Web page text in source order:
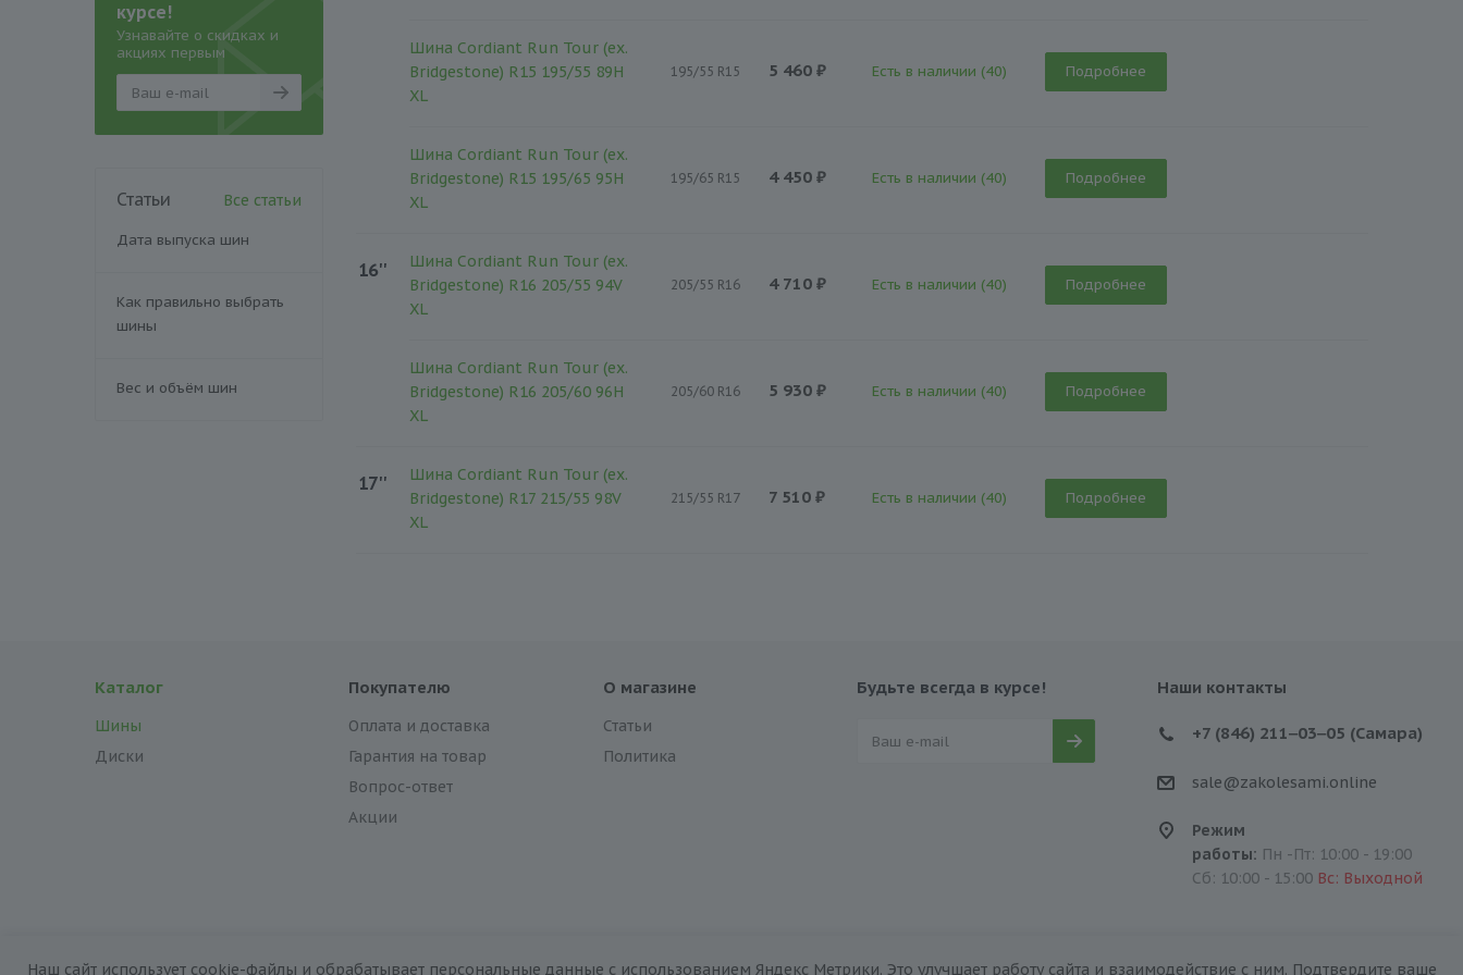
Шина Cordiant Run Tour (ex.
Bridgestone) R15 195/55 89H
XL
195/55 R15 5 460 ₽ Есть в наличии (40) Подробнее
Шина Cordiant Run Tour (ex.
Bridgestone) R15 195/65 95H
XL
195/65 R15 4 450 ₽ Есть в наличии (40) Подробнее
16''
Шина Cordiant Run Tour (ex.
Bridgestone) R16 205/55 94V
XL
205/55 R16 4 710 ₽ Есть в наличии (40) Подробнее
Шина Cordiant Run Tour (ex.
Bridgestone) R16 205/60 96H
XL
205/60 R16 5 930 ₽ Есть в наличии (40) Подробнее
17''
Шина Cordiant Run Tour (ex.
Bridgestone) R17 215/55 98V
XL
215/55 R17 7 510 ₽ Есть в наличии (40) Подробнее
курсе!
Узнавайте о скидках и
акциях первым
Статьи Все статьи
Дата выпуска шин
Как правильно выбрать
шины
Вес и объём шин
Каталог
Шины
Диски
Покупателю
Оплата и доставка
Гарантия на товар
Вопрос-ответ
Акции
О магазине
Статьи
Политика
Будьте всегда в курсе! Наши контакты
+7 (846) 211‒03‒05 (Самара)
sale@zakolesami.online
Режим
работы: Пн -Пт: 10:00 - 19:00
Сб: 10:00 - 15:00 Вс: Выходной
Наш сайт использует cookie-файлы и обрабатывает персональные данные с использованием Яндекс Метрики. Это улучшает работу сайта и взаимодействие с ним. Подтвердите ваше